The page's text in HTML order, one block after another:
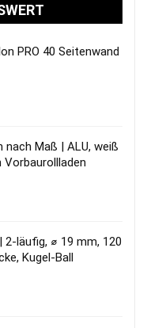
PRO 40 Seitenwand
nach Maß | ALU, weiß
Vorbaurollladen
2-läufig, ⌀ 19 mm, 120
Kugel-Ball